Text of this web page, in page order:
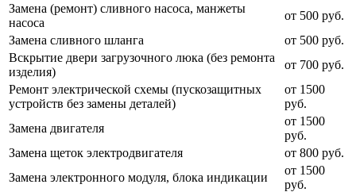
Замена (ремонт) сливного насоса, манжеты
насоса
от 500 руб.
Замена сливного шланга
от 500 руб.
Вскрытие двери загрузочного люка (без ремонта
изделия)
от 700 руб.
Ремонт электрической схемы (пускозащитных
устройств без замены деталей)
от 1500
руб.
Замена двигателя
от 1500
руб.
Замена щеток электродвигателя
от 800 руб.
Замена электронного модуля, блока индикации
от 1500
руб.